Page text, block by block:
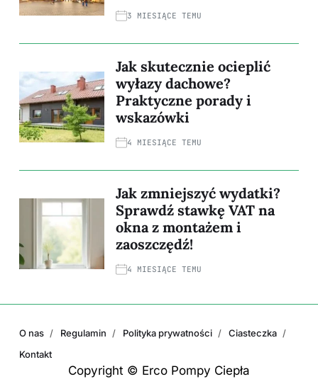
3 MIESIĄCE TEMU
Jak skutecznie ocieplić
wyłazy dachowe?
Praktyczne porady i
wskazówki
4 MIESIĄCE TEMU
Jak zmniejszyć wydatki?
Sprawdź stawkę VAT na
okna z montażem i
zaoszczędź!
4 MIESIĄCE TEMU
Copyright © Erco Pompy Ciepła
O nas Regulamin Polityka prywatności
Ciasteczka
Kontakt